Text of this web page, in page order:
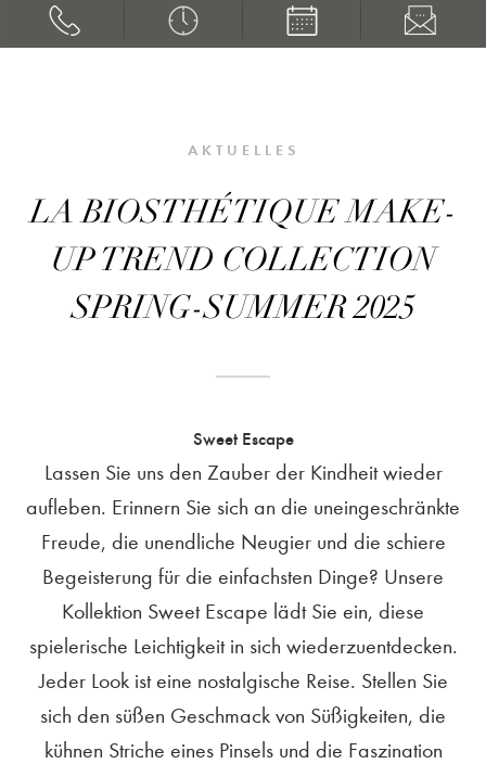
AKTUELLES
LA BIOSTHÉTIQUE MAKE-
UP TREND COLLECTION
SPRING-SUMMER 2025
Sweet Escape
Lassen Sie uns den Zauber der Kindheit wieder
aufleben. Erinnern Sie sich an die uneingeschränkte
Freude, die unendliche Neugier und die schiere
Begeisterung für die einfachsten Dinge? Unsere
Kollektion Sweet Escape lädt Sie ein, diese
spielerische Leichtigkeit in sich wiederzuentdecken.
Jeder Look ist eine nostalgische Reise. Stellen Sie
sich den süßen Geschmack von Süßigkeiten, die
kühnen Striche eines Pinsels und die Faszination